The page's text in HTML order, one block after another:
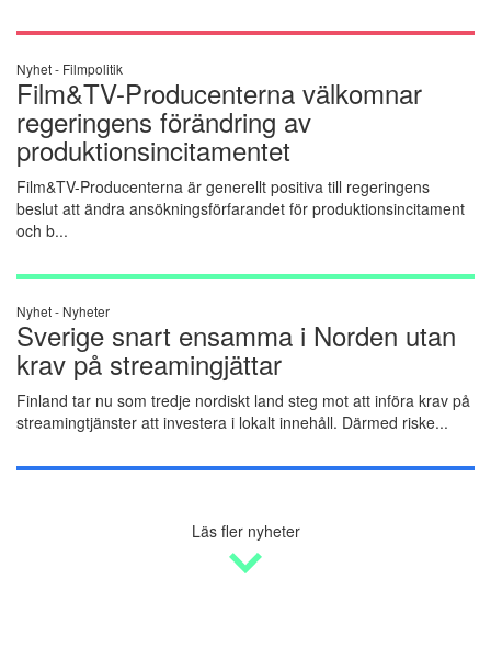
Nyhet - Filmpolitik
Film&TV-Producenterna välkomnar
regeringens förändring av
produktionsincitamentet
Film&TV-Producenterna är generellt positiva till regeringens
beslut att ändra ansökningsförfarandet för produktionsincitament
och b...
Nyhet - Nyheter
Sverige snart ensamma i Norden utan
krav på streamingjättar
Finland tar nu som tredje nordiskt land steg mot att införa krav på
streamingtjänster att investera i lokalt innehåll. Därmed riske...
Läs fler nyheter